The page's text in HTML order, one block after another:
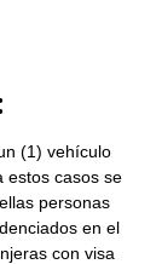
(1) vehículo
estos casos se
personas
en el
con visa